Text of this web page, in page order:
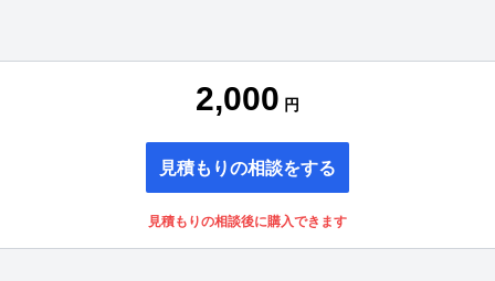
2,000 円
見積もりの相談をする
見積もりの相談後に購入できます